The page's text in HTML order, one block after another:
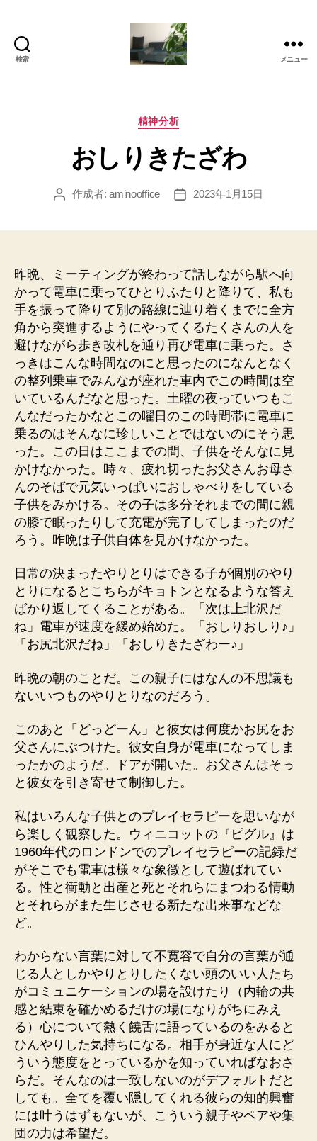
検索
美
か
も
あ
の
グ
メニュー
カ
ゴ
リ
精神分析
おしりきたざわ
投
作成者:aminooffice
投
2023年1月15日
昨晩、ミーティングが終わって話しながら駅へ向
かって電車に乗ってひとりふたりと降りて、私も
手を振って降りて別の路線に辿り着くまでに全方
角から突進するようにやってくるたくさんの人を
避けながら歩き改札を通り再び電車に乗った。さ
っきはこんな時間なのにと思ったのになんとなく
の整列乗車でみんなが座れた車内でこの時間は空
いているんだなと思った。土曜の夜っていつもこ
んなだったかなとこの曜日のこの時間帯に電車に
乗るのはそんなに珍しいことではないのにそう思
った。この日はここまでの間、子供をそんなに見
かけなかった。時々、疲れ切ったお父さんお母さ
んのそばで元気いっぱいにおしゃべりをしている
子供をみかける。その子は多分それまでの間に親
の膝で眠ったりして充電が完了してしまったのだ
ろう。昨晩は子供自体を見かけなかった。
日常の決まったやりとりはできる子が個別のやり
とりになるとこちらがキョトンとなるような答え
ばかり返してくることがある。「次は上北沢だ
ね」電車が速度を緩め始めた。「おしりおしり♪」
「お尻北沢だね」「おしりきたざわー♪」
昨晩の朝のことだ。この親子にはなんの不思議も
ないいつものやりとりなのだろう。
このあと「どっどーん」と彼女は何度かお尻をお
父さんにぶつけた。彼女自身が電車になってしま
ったかのようだ。ドアが開いた。お父さんはそっ
と彼女を引き寄せて制御した。
私はいろんな子供とのプレイセラピーを思いなが
ら楽しく観察した。ウィニコットの『ピグル』は
1960年代のロンドンでのプレイセラピーの記録だ
がそこでも電車は様々な象徴として遊ばれてい
る。性と衝動と出産と死とそれらにまつわる情動
とそれらがまた生じさせる新たな出来事などな
ど。
わからない言葉に対して不寛容で自分の言葉が通
じる人としかやりとりしたくない頭のいい人たち
がコミュニケーションの場を設けたり（内輪の共
感と結束を確かめるだけの場になりがちにみえ
る）心について熱く饒舌に語っているのをみると
ひんやりした気持ちになる。相手が身近な人にど
ういう態度をとっているかを知っていればなおさ
らだ。そんなのは一致しないのがデフォルトだと
しても。全てを覆い隠してくれる彼らの知的興奮
には叶うはずもないが、こういう親子やペアや集
団の力は希望だ。